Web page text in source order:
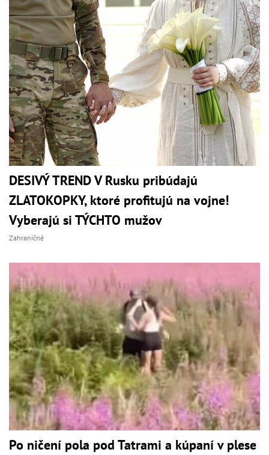
DESIVÝ TREND V Rusku pribúdajú
ZLATOKOPKY, ktoré profitujú na vojne!
Vyberajú si TÝCHTO mužov
Zahraničné
Po ničení pola pod Tatrami a kúpaní v plese